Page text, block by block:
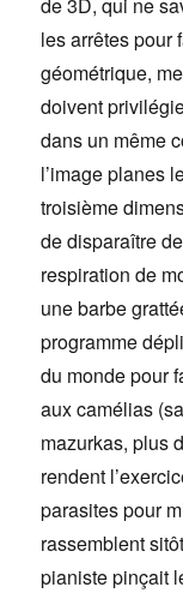
de 3D, qui ne
les arrêtes pour
géométrique,
doivent
dans un même
l’image planes
troisième
de disparaître
respiration de
une barbe
programme
du monde pour
aux camélias
mazurkas, plus
rendent
parasites pour
rassemblent
pianiste pinçait